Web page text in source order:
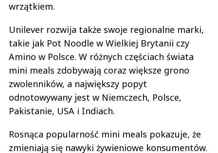
wrzątkiem.
Unilever rozwija także swoje regionalne marki,
takie jak Pot Noodle w Wielkiej Brytanii czy
Amino w Polsce. W różnych częściach świata
mini meals zdobywają coraz większe grono
zwolenników, a największy popyt
odnotowywany jest w Niemczech, Polsce,
Pakistanie, USA i Indiach.
Rosnąca popularność mini meals pokazuje, że
zmieniają się nawyki żywieniowe konsumentów.